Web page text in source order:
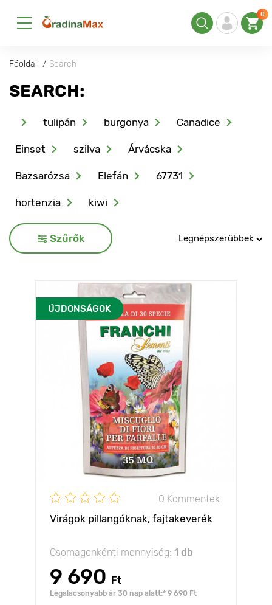
0
Főoldal Search
SEARCH:
tulipán burgonya Canadice
Einset szilva Árvácska
Bazsarózsa Elefán 67731
hortenzia kiwi
Szűrők Legnépszerűbbek
ÚJDONSÁGOK
0 Kommentek
Virágok pillangóknak, fajtakeverék
Csomagonkénti mennyiség: 1 db
9 690 Ft
Legalacsonyabb ár 30 nap alatt:* 9 690 Ft